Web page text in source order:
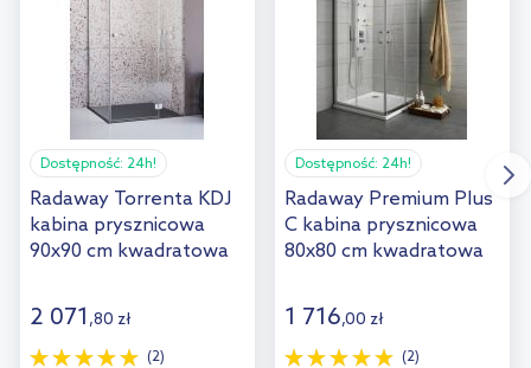
Dostępność: 24h!
Radaway Torrenta KDJ
kabina prysznicowa
90x90 cm kwadratowa
przezroczyste 132202-
01-01R
2 071 ,80 zł
(2)
Dostępność: 24h!
Radaway Premium Plus
C kabina prysznicowa
80x80 cm kwadratowa
przezroczyste 30463-
01-01N
1 716,00 zł
(2)